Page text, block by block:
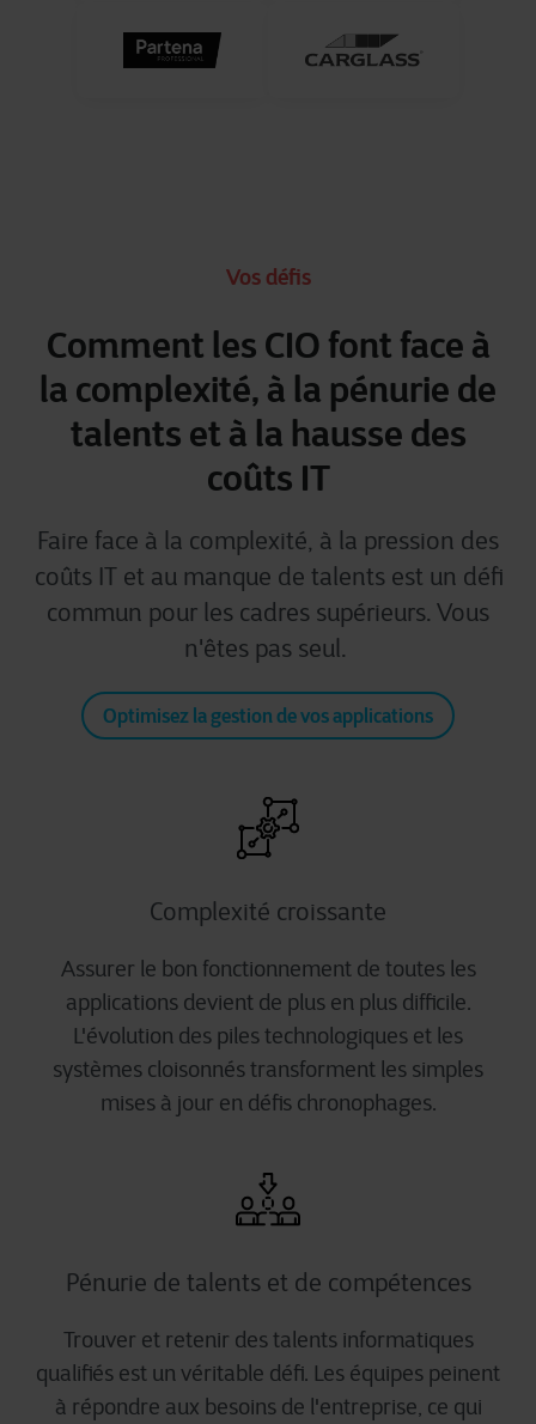
Vos défis
Comment les CIO font face à
la complexité, à la pénurie de
talents et à la hausse des
coûts IT
Faire face à la complexité, à la pression des
coûts IT et au manque de talents est un défi
commun pour les cadres supérieurs. Vous
n'êtes pas seul.
Optimisez la gestion de vos applications
Complexité croissante
Assurer le bon fonctionnement de toutes les
applications devient de plus en plus difficile.
L'évolution des piles technologiques et les
systèmes cloisonnés transforment les simples
mises à jour en défis chronophages.
Pénurie de talents et de compétences
Trouver et retenir des talents informatiques
qualifiés est un véritable défi. Les équipes peinent
à répondre aux besoins de l'entreprise, ce qui